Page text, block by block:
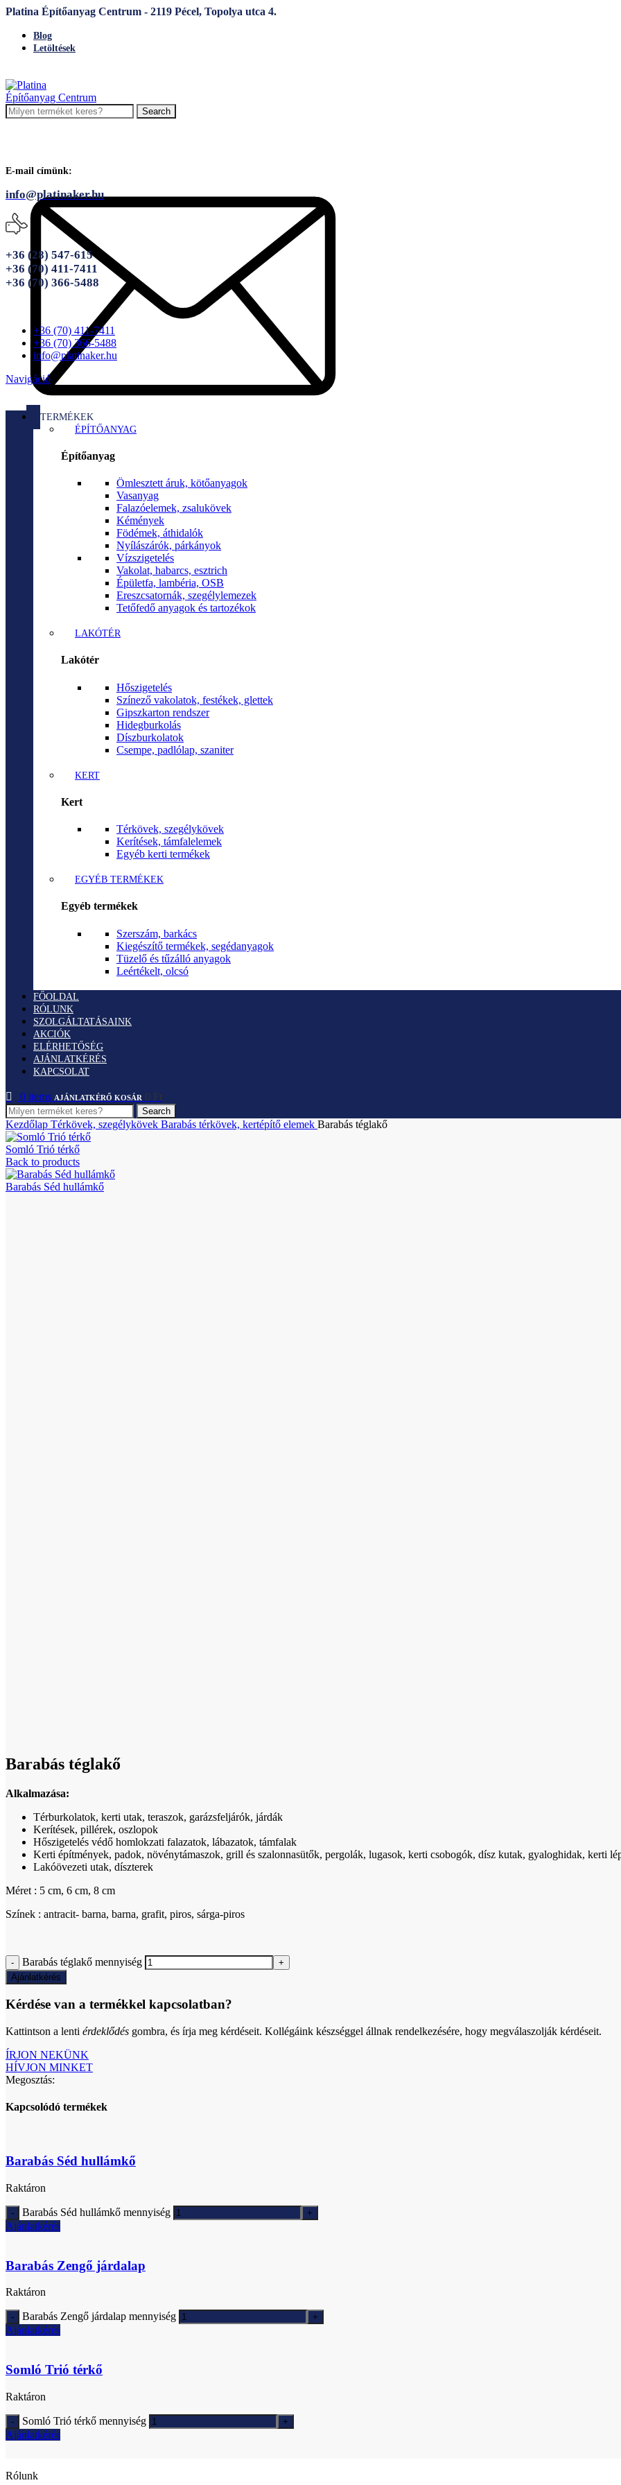
Platina Építőanyag Centrum - 2119 Pécel, Topolya utca 4.
Blog
Letöltések
Search
E-mail címünk:
info@platinaker.hu
+36 (28) 547-615
+36 (70) 411-7411
+36 (70) 366-5488
+36 (70) 411-7411
+36 (70) 366-5488
info@platinaker.hu
Navigáció
TERMÉKEK
ÉPÍTŐANYAG
Építőanyag
Ömlesztett áruk, kötőanyagok
Vasanyag
Falazóelemek, zsalukövek
Kémények
Födémek, áthidalók
Nyílászárók, párkányok
Vízszigetelés
Vakolat, habarcs, esztrich
Épületfa, lambéria, OSB
Ereszcsatornák, szegélylemezek
Tetőfedő anyagok és tartozékok
LAKÓTÉR
Lakótér
Hőszigetelés
Színező vakolatok, festékek, glettek
Gipszkarton rendszer
Hidegburkolás
Díszburkolatok
Csempe, padlólap, szaniter
KERT
Kert
Térkövek, szegélykövek
Kerítések, támfalelemek
Egyéb kerti termékek
EGYÉB TERMÉKEK
Egyéb termékek
Szerszám, barkács
Kiegészítő termékek, segédanyagok
Tüzelő és tűzálló anyagok
Leértékelt, olcsó
FŐOLDAL
RÓLUNK
SZOLGÁLTATÁSAINK
AKCIÓK
ELÉRHETŐSÉG
AJÁNLATKÉRÉS
KAPCSOLAT
0 items 0 Ft
Search
Kezdőlap Térkövek, szegélykövek Barabás térkövek, kertépítő elemek Barabás téglakő
Somló Trió térkő
Back to products
Barabás Séd hullámkő
Barabás téglakő
Alkalmazása:
Térburkolatok, kerti utak, teraszok, garázsfeljárók, járdák
Kerítések, pillérek, oszlopok
Hőszigetelés védő homlokzati falazatok, lábazatok, támfalak
Kerti építmények, padok, növénytámaszok, grill és szalonnasütők, pergolák, lugasok, kerti csobogók, dísz kutak, gyaloghidak, kerti
Lakóövezeti utak, díszterek
Méret : 5 cm, 6 cm, 8 cm
Színek : antracit- barna, barna, grafit, piros, sárga-piros
Barabás téglakő mennyiség
Ajánlatkérés
Kérdése van a termékkel kapcsolatban?
Kattintson a lenti érdeklődés gombra, és írja meg kérdéseit. Kollégáink készséggel állnak rendelkezésére, hogy megválaszolják kérdéseit.
ÍRJON NEKÜNK
HÍVJON MINKET
Megosztás:
Kapcsolódó termékek
Barabás Séd hullámkő
Raktáron
Barabás Séd hullámkő mennyiség
Ajánlatkérés
Barabás Zengő járdalap
Raktáron
Barabás Zengő járdalap mennyiség
Ajánlatkérés
Somló Trió térkő
Raktáron
Somló Trió térkő mennyiség
Ajánlatkérés
Rólunk